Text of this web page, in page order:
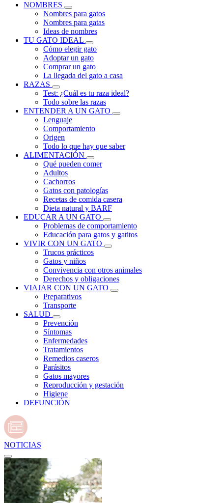
NOMBRES
Nombres para gatos
Nombres para gatas
Ideas de nombres
TU GATO IDEAL
Cómo elegir gato
Adoptar un gato
Comprar un gato
La llegada del gato a casa
RAZAS
Test: ¿Cuál es tu raza ideal?
Todo sobre las razas
ENTENDER A UN GATO
Lenguaje
Comportamiento
Origen
Todo lo que hay que saber
ALIMENTACIÓN
Qué pueden comer
Adultos
Cachorros
Gatos con patologías
Recetas de comida casera
Dieta natural y BARF
EDUCAR A UN GATO
Problemas de comportamiento
Educación para gatos y gatitos
VIVIR CON UN GATO
Trucos prácticos
Gatos y niños
Convivencia con otros animales
Derechos y obligaciones
VIAJAR CON UN GATO
Preparativos
Transporte
SALUD
Prevención
Síntomas
Enfermedades
Tratamientos
Remedios caseros
Parásitos
Gatos mayores
Reproducción y gestación
Higiene
DEFUNCIÓN
NOTICIAS